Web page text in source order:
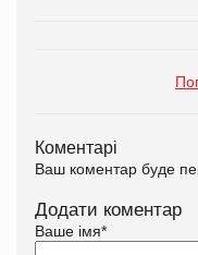
Коментарі
Ваш коментар буде
Додати коментар
Ваше імя*